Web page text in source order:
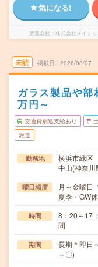
気になる!
派遣会社 株式会社メイテ
未読 掲載日 2026/08/07
ガラス製品や
万円～
交通費別途支給あり
派遣
勤務地
横浜市緑区
中山(神奈
曜日頻度
月～金曜日
夏季・GW
時間
8：20～17
間
期間
長期＊即日
～〇)